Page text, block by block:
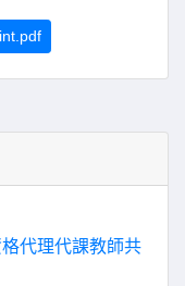
代理代課教師共